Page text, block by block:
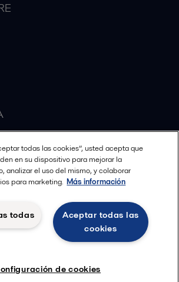
© 2015-2026ALFA LAVAL
Términos y condiciones legales
Política de Privacidad
todas las cookies”, usted acepta que
en su dispositivo para mejorar la
analizar el uso del mismo, y colaborar
para marketing. Más información
Aceptar todas las
cookies
todas
de cookies